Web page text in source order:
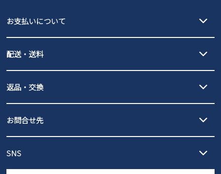
お支払いについて
PayPay（オンライン決済）、代金引換のご利用が可能です。
配送・送料
北海道・本州・四国・九州…550円
3,980円（税込）以上お買い上げで送料無料
発送日・送料詳細については
ご利用ください。
全国一律…220円（税込）
発送日・送料詳細についてはご利用ガイドを
ご利用ください。
返品・交換
の片道無料サービスを実施中！
ントとしても安心してご利用いただけるよう、サイズ交換の受付期
お問合せ先
営業時間：11時～17時
SNS